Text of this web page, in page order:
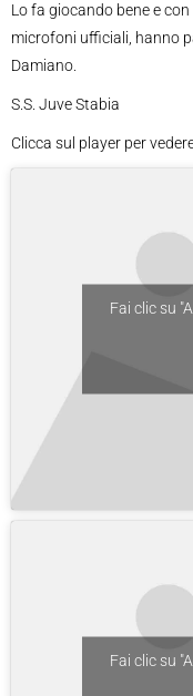
Lo fa giocando bene e
microfoni ufficiali, hanno
Damiano.
S.S. Juve Stabia
Clicca sul player per
Fai clic su
Fai clic su